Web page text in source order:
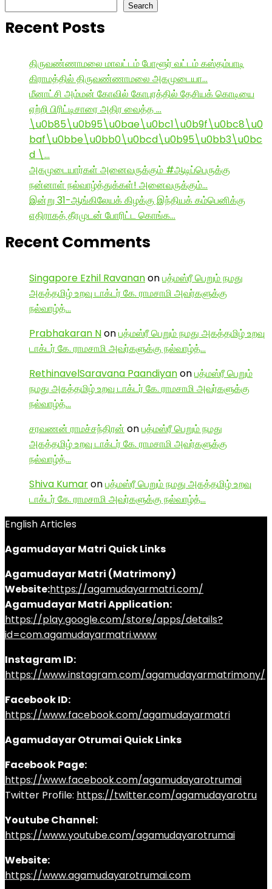
Search
Recent Posts
திருவண்ணாமலை மாவட்டம் போளூர் வட்டம் கஸ்தம்பாடி
கிராமத்தில் திருவண்ணாமலை அகமுடையா…
மீனாட்சி அம்மன் கோவில் கோபுரத்தில் தேசியக் கொடியை
ஏற்றி பிரிட்டிசாரை அதிர வைத்த …
\u0b85\u0b95\u0bae\u0bc1\u0b9f\u0bc8\u0
baf\u0bbe\u0bb0\u0bcd\u0b95\u0bb3\u0bc
d \…
அகமுடையார்கள் அனைவருக்கும் #ஆடிப்பெருக்கு
நன்னாள் நல்வாழ்த்துக்கள்! அனைவருக்கும்…
இன்று 31-ஆங்கிலேயக் கிழக்கு இந்தியக் கம்பெனிக்கு
எதிராகத் தீரமுடன் போரிட்ட கொங்க…
Recent Comments
Singapore Ezhil Ravananonபத்மஸ்ரீ பெறும் நமது
அகத்தமிழ் உறவு டாக்டர் கே. ராமசாமி அவர்களுக்கு
நல்வாழ்த்…
Prabhakaran Nonபத்மஸ்ரீ பெறும் நமது அகத்தமிழ் உறவு
டாக்டர் கே. ராமசாமி அவர்களுக்கு நல்வாழ்த்…
RethinavelSaravana Paandiyanonபத்மஸ்ரீ பெறும்
நமது அகத்தமிழ் உறவு டாக்டர் கே. ராமசாமி அவர்களுக்கு
நல்வாழ்த்…
சரவணன் ராமச்சந்திரன் onபத்மஸ்ரீ பெறும் நமது
அகத்தமிழ் உறவு டாக்டர் கே. ராமசாமி அவர்களுக்கு
நல்வாழ்த்…
Shiva Kumaronபத்மஸ்ரீ பெறும் நமது அகத்தமிழ் உறவு
டாக்டர் கே. ராமசாமி அவர்களுக்கு நல்வாழ்த்…
English Articles
Agamudayar Matri Quick Links
Agamudayar Matri (Matrimony)
Website:https://agamudayarmatri.com/
Agamudayar Matri Application:
https://play.google.com/store/apps/details?
id=com.agamudayarmatri.www
Instagram ID:
https://www.instagram.com/agamudayarmatrimony/
Facebook ID:
https://www.facebook.com/agamudayarmatri
Agamudayar Otrumai Quick Links
Facebook Page:
https://www.facebook.com/agamudayarotrumai
Twitter Profile: https://twitter.com/agamudayarotru
Youtube Channel:
https://www.youtube.com/agamudayarotrumai
Website:
https://www.agamudayarotrumai.com